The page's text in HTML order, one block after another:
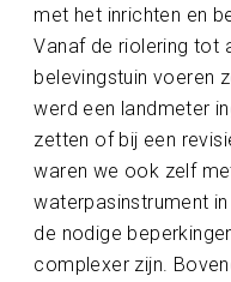
met het inrichten en
Vanaf de riolering tot
belevingstuin voeren
werd een landmeter
zetten of bij een
waren we ook zelf
waterpasinstrument
de nodige
complexer zijn.